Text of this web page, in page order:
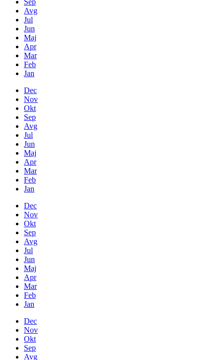
Avg
Jul
Jun
Maj
Apr
Mar
Feb
Jan
Dec
Nov
Okt
Sep
Avg
Jul
Jun
Maj
Apr
Mar
Feb
Jan
Dec
Nov
Okt
Sep
Avg
Jul
Jun
Maj
Apr
Mar
Feb
Jan
Dec
Nov
Okt
Sep
Avg